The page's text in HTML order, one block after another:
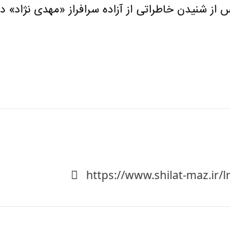
از شنیدن خاطراتی از آزاده سرافراز «مهدی
https://www.shilat-maz.ir/